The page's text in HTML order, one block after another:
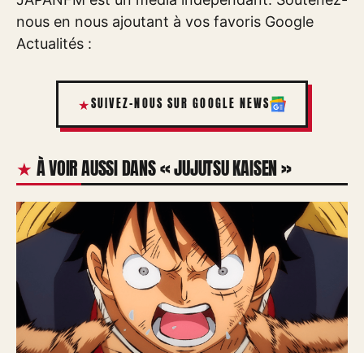
nous en nous ajoutant à vos favoris Google
Actualités :
SUIVEZ-NOUS SUR GOOGLE NEWS
À VOIR AUSSI DANS « JUJUTSU KAISEN »